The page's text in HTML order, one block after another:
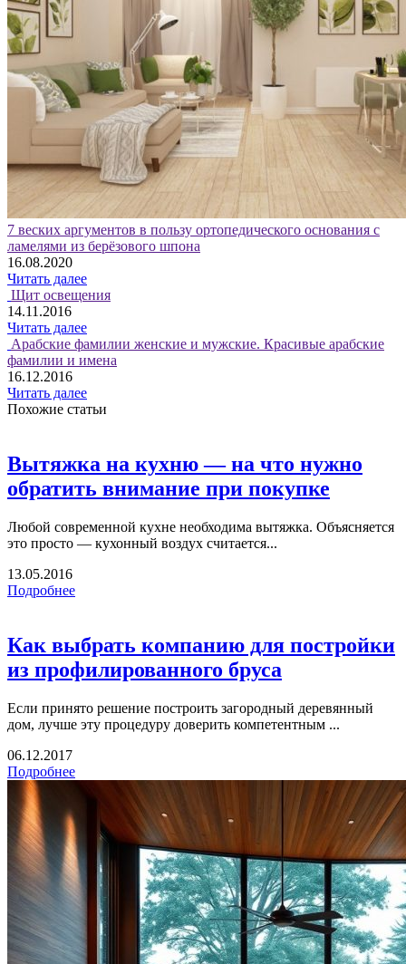
7 веских аргументов в пользу ортопедического основания с
ламелями из берёзового шпона
16.08.2020
Читать далее
Щит освещения
14.11.2016
Читать далее
Арабские фамилии женские и мужские. Красивые арабские
фамилии и имена
16.12.2016
Читать далее
Похожие статьи
Вытяжка на кухню — на что нужно
обратить внимание при покупке
Любой современной кухне необходима вытяжка. Объясняется
это просто — кухонный воздух считается...
13.05.2016
Подробнее
Как выбрать компанию для постройки
из профилированного бруса
Если принято решение построить загородный деревянный
дом, лучше эту процедуру доверить компетентным ...
06.12.2017
Подробнее